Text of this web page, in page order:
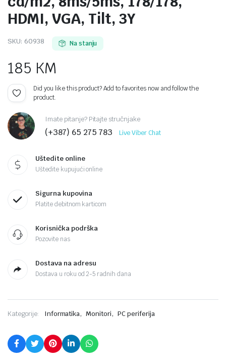
HDMI, VGA, Tilt, 3Y
SKU: 60938 Na stanju
185 KM
Did you like this product? Add to favorites now and follow the
product.
Imate pitanje? Pitajte stručnjake
(+387) 65 275 783 Live Viber Chat
Uštedite online
Uštedite kupujući online
Sigurna kupovina
Platite debitnom karticom
Korisnička podrška
Pozovite nas
Dostava na adresu
Dostava u roku od 2-5 radnih dana
Kategorije: Informatika, Monitori, PC periferija